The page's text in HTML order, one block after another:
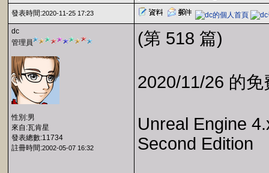
發表時間:2020-11-25 17:23
dc
管理員
性別:男
來自:瓦肯星
發表總數:11734
註冊時間:2002-05-07 16:32
(第 518 篇)
2020/11/26 的
Unreal Engine
Second Edition